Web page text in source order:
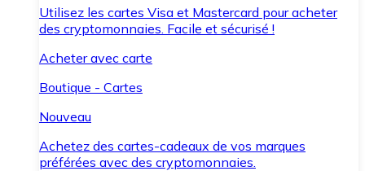
Utilisez les cartes Visa et Mastercard pour acheter
des cryptomonnaies. Facile et sécurisé !
Acheter avec carte
Boutique - Cartes
Nouveau
Achetez des cartes-cadeaux de vos marques
préférées avec des cryptomonnaies.